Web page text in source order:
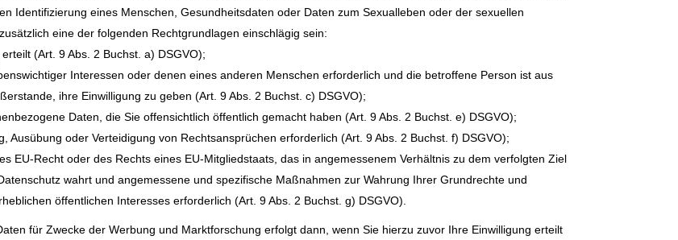
Identifizierung eines Menschen, Gesundheitsdaten oder Daten zum Sexualleben oder der sexuellen
eine der folgenden Rechtgrundlagen einschlägig sein:
(Art. 9 Abs. 2 Buchst. a) DSGVO);
Interessen oder denen eines anderen Menschen erforderlich und die betroffene Person ist aus
ihre Einwilligung zu geben (Art. 9 Abs. 2 Buchst. c) DSGVO);
Daten, die Sie offensichtlich öffentlich gemacht haben (Art. 9 Abs. 2 Buchst. e) DSGVO);
Ausübung oder Verteidigung von Rechtsansprüchen erforderlich (Art. 9 Abs. 2 Buchst. f) DSGVO);
EU-Recht oder des Rechts eines EU-Mitgliedstaats, das in angemessenem Verhältnis zu dem verfolgten Ziel
wahrt und angemessene und spezifische Maßnahmen zur Wahrung Ihrer Grundrechte und
öffentlichen Interesses erforderlich (Art. 9 Abs. 2 Buchst. g) DSGVO).
für Zwecke der Werbung und Marktforschung erfolgt dann, wenn Sie hierzu zuvor Ihre Einwilligung erteilt